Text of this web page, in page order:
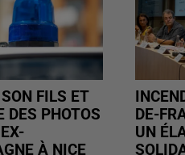
SON FILS ET
DES PHOTOS
À NICE
DE-
UN